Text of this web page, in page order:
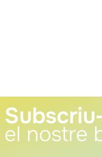
el nostre